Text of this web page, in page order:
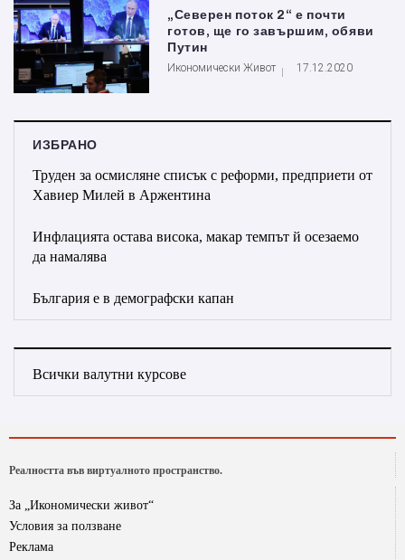
„Северен поток 2“ е почти
готов, ще го завършим, обяви
Путин
Икономически Живот 17.12.2020
ИЗБРАНО
Труден за осмисляне списък с реформи, предприети от
Хавиер Милей в Аржентина
Инфлацията остава висока, макар темпът й осезаемо
да намалява
България е в демографски капан
Всички валутни курсове
Реалността във виртуалното пространство.
За „Икономически живот“
Условия за ползване
Реклама